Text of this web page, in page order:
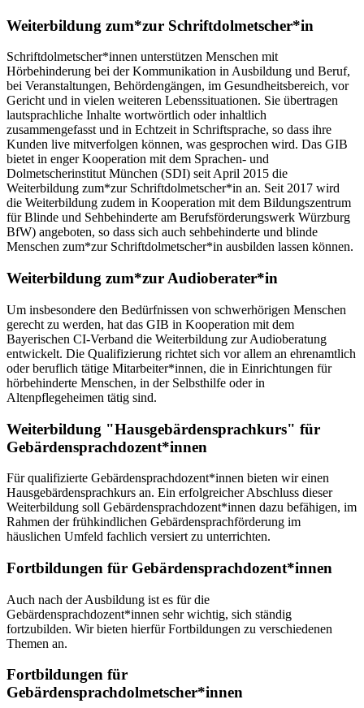
Weiterbildung zum*zur Schriftdolmetscher*in
Schriftdolmetscher*innen unterstützen Menschen mit
Hörbehinderung bei der Kommunikation in Ausbildung und Beruf,
bei Veranstaltungen, Behördengängen, im Gesundheitsbereich, vor
Gericht und in vielen weiteren Lebenssituationen. Sie übertragen
lautsprachliche Inhalte wortwörtlich oder inhaltlich
zusammengefasst und in Echtzeit in Schriftsprache, so dass ihre
Kunden live mitverfolgen können, was gesprochen wird. Das GIB
bietet in enger Kooperation mit dem Sprachen- und
Dolmetscherinstitut München (SDI) seit April 2015 die
Weiterbildung zum*zur Schriftdolmetscher*in an. Seit 2017 wird
die Weiterbildung zudem in Kooperation mit dem Bildungszentrum
für Blinde und Sehbehinderte am Berufsförderungswerk Würzburg
BfW) angeboten, so dass sich auch sehbehinderte und blinde
Menschen zum*zur Schriftdolmetscher*in ausbilden lassen können.
Weiterbildung zum*zur Audioberater*in
Um insbesondere den Bedürfnissen von schwerhörigen Menschen
gerecht zu werden, hat das GIB in Kooperation mit dem
Bayerischen CI-Verband die Weiterbildung zur Audioberatung
entwickelt. Die Qualifizierung richtet sich vor allem an ehrenamtlich
oder beruflich tätige Mitarbeiter*innen, die in Einrichtungen für
hörbehinderte Menschen, in der Selbsthilfe oder in
Altenpflegeheimen tätig sind.
Weiterbildung "Hausgebärdensprachkurs" für
Gebärdensprachdozent*innen
Für qualifizierte Gebärdensprachdozent*innen bieten wir einen
Hausgebärdensprachkurs an. Ein erfolgreicher Abschluss dieser
Weiterbildung soll Gebärdensprachdozent*innen dazu befähigen, im
Rahmen der frühkindlichen Gebärdensprachförderung im
häuslichen Umfeld fachlich versiert zu unterrichten.
Fortbildungen für Gebärdensprachdozent*innen
Auch nach der Ausbildung ist es für die
Gebärdensprachdozent*innen sehr wichtig, sich ständig
fortzubilden. Wir bieten hierfür Fortbildungen zu verschiedenen
Themen an.
Fortbildungen für
Gebärdensprachdolmetscher*innen